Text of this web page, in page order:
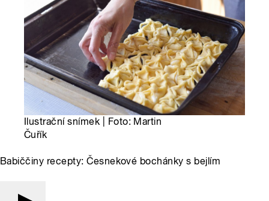
Ilustrační snímek | Foto: Martin
Čuřík
Babiččiny recepty: Česnekové bochánky s bejlím